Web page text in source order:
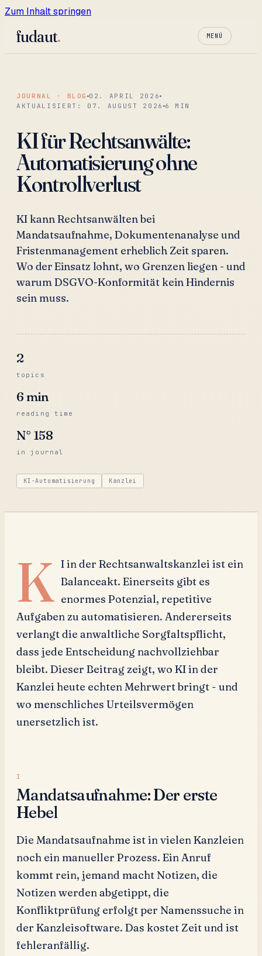
Zum Inhalt springen
fudaut. MENÜ
JOURNAL · BLOG 02. APRIL 2026
AKTUALISIERT:
07. AUGUST 2026 6 MIN
KI für Rechtsanwälte:
Automatisierung ohne
Kontrollverlust
KI kann Rechtsanwälten bei
Mandatsaufnahme, Dokumentenanalyse und
Fristenmanagement erheblich Zeit sparen.
Wo der Einsatz lohnt, wo Grenzen liegen - und
warum DSGVO-Konformität kein Hindernis
sein muss.
2
topics
6min
reading time
N° 158
in journal
KI-Automatisierung Kanzlei
K I in der Rechtsanwaltskanzlei ist ein
Balanceakt. Einerseits gibt es
enormes Potenzial, repetitive
Aufgaben zu automatisieren. Andererseits
verlangt die anwaltliche Sorgfaltspflicht,
dass jede Entscheidung nachvollziehbar
bleibt. Dieser Beitrag zeigt, wo KI in der
Kanzlei heute echten Mehrwert bringt - und
wo menschliches Urteilsvermögen
unersetzlich ist.
Mandatsaufnahme: Der erste
Hebel
Die Mandatsaufnahme ist in vielen Kanzleien
noch ein manueller Prozess. Ein Anruf
kommt rein, jemand macht Notizen, die
Notizen werden abgetippt, die
Konfliktprüfung erfolgt per Namenssuche in
der Kanzleisoftware. Das kostet Zeit und ist
fehleranfällig.